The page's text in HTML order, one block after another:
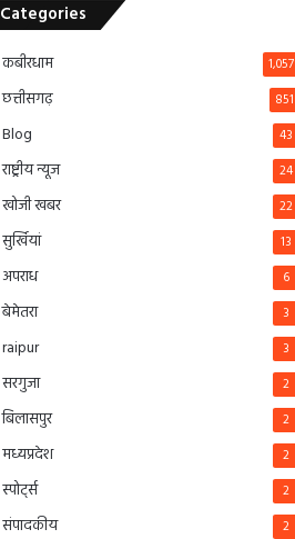
Categories
कबीरधाम 1,057
छत्तीसगढ़ 851
Blog 43
राष्ट्रीय न्यूज 24
खोजी खबर 22
सुर्खियां 13
अपराध 6
बेमेतरा 3
raipur 3
सरगुजा 2
बिलासपुर 2
मध्यप्रदेश 2
स्पोर्ट्स 2
संपादकीय 2